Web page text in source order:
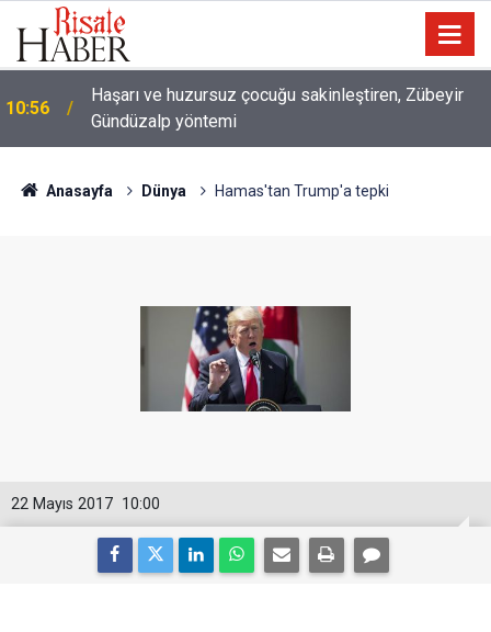
10:00 Niye 'dilimin ucunda' demek zorunda kalıyoruz?
Anasayfa Dünya Hamas'tan Trump'a tepki
10:00
22 Mayıs 2017